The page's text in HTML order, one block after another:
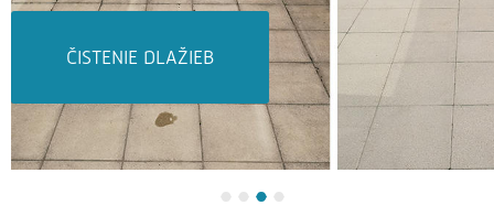
ČISTENIE DLAŽIEB